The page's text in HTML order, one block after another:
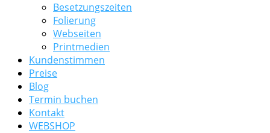
Besetzungszeiten
Folierung
Webseiten
Printmedien
Kundenstimmen
Preise
Blog
Termin buchen
Kontakt
WEBSHOP